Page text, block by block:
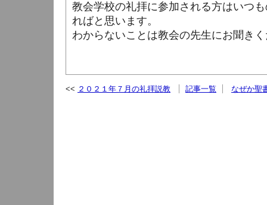
教会学校の礼拝に参加される方はいつ
ればと思います。
わからないことは教会の先生にお聞き
２０２１年７月の礼拝説教 記事一覧 なぜか聖